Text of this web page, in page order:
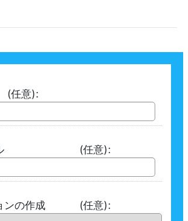
(任意):
イトル (任意):
ョンの作成 (任意):